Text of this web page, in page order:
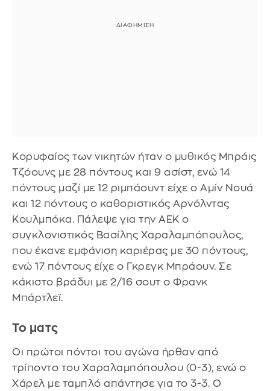
Κορυφαίος των νικητών ήταν ο μυθικός Μπράις
Τζόουνς με 28 πόντους και 9 ασίστ, ενώ 14
πόντους μαζί με 12 ριμπάουντ είχε ο Αμίν Νουά
και 12 πόντους ο καθοριστικός Αρνόλντας
Κουλμπόκα. Πάλεψε για την ΑΕΚ ο
συγκλονιστικός Βασίλης Χαραλαμπόπουλος,
που έκανε εμφάνιση καριέρας με 30 πόντους,
ενώ 17 πόντους είχε ο Γκρεγκ Μπράουν. Σε
κάκιστο βράδυι με 2/16 σουτ ο Φρανκ
Μπάρτλεϊ.
Το ματς
Οι πρώτοι πόντοι του αγώνα ήρθαν από
τρίποντο του Χαραλαμπόπουλου (0-3), ενώ ο
Χάρελ με ταμπλό απάντησε για το 3-3. Ο